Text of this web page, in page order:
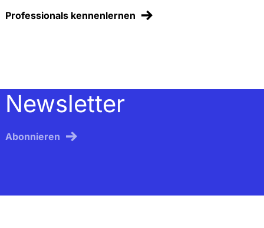
Professionals kennenlernen
Newsletter
Abonnieren